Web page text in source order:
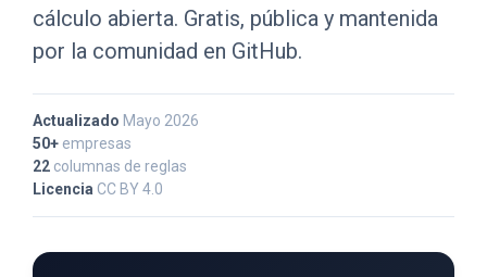
cálculo abierta. Gratis, pública y mantenida
por la comunidad en GitHub.
Actualizado Mayo 2026
50+ empresas
22 columnas de reglas
Licencia CC BY 4.0